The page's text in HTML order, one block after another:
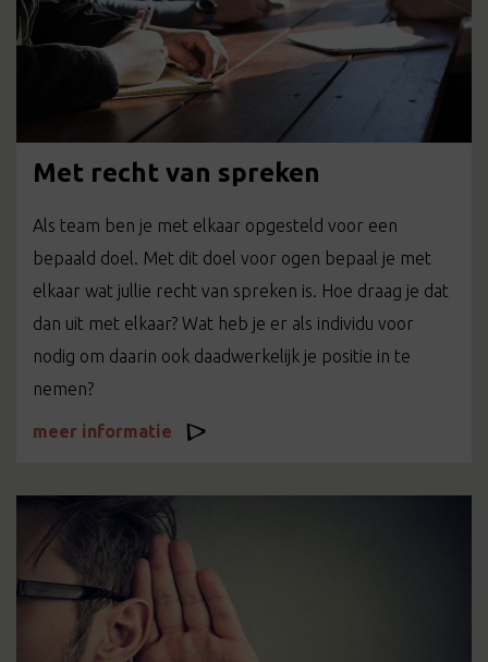
Met recht van spreken
Als team ben je met elkaar opgesteld voor een
bepaald doel. Met dit doel voor ogen bepaal je met
elkaar wat jullie recht van spreken is. Hoe draag je dat
dan uit met elkaar? Wat heb je er als individu voor
nodig om daarin ook daadwerkelijk je positie in te
nemen?
meer informatie